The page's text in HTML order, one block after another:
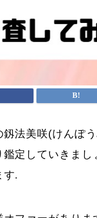
法美咲(けんぽ
定していきまし
す.